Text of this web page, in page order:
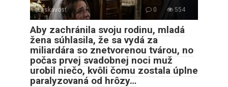
Láskavosť 0 554
Aby zachránila svoju rodinu, mladá
žena súhlasila, že sa vydá za
miliardára so znetvorenou tvárou, no
počas prvej svadobnej noci muž
urobil niečo, kvôli čomu zostala úplne
paralyzovaná od hrôzy…